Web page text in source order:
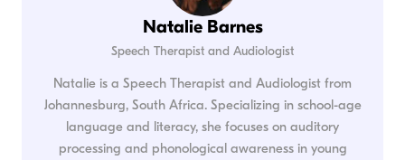
Natalie Barnes
Speech Therapist and Audiologist
Natalie is a Speech Therapist and Audiologist from
Johannesburg, South Africa. Specializing in school-age
language and literacy, she focuses on auditory
processing and phonological awareness in young